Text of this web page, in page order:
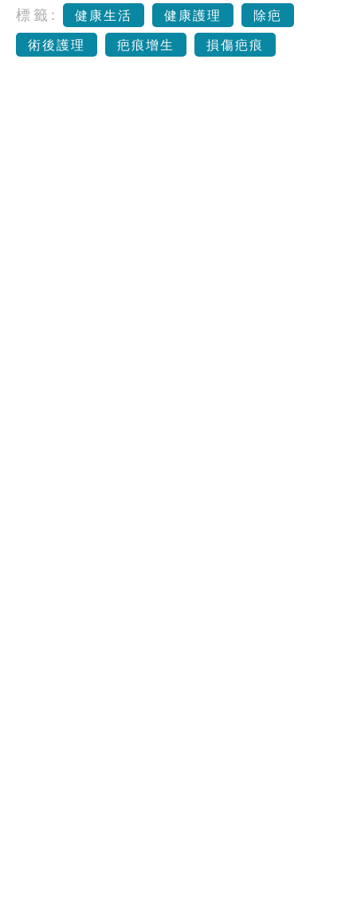
標籤: 健康生活 健康護理
除疤
術後護理
疤痕增生 損傷疤痕